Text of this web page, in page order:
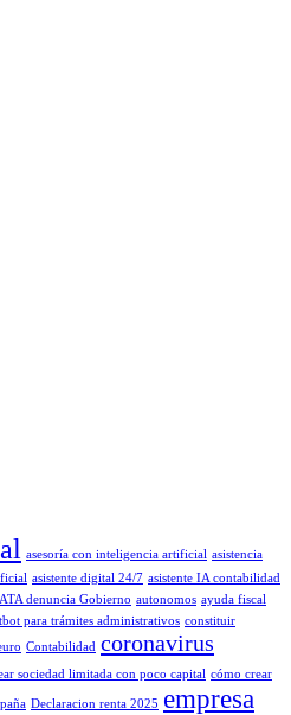
asesoría con inteligencia artificial asistencia
asistente digital 24/7 asistente IA contabilidad
ATA denuncia Gobierno autonomos ayuda fiscal
para trámites administrativos constituir
Contabilidad coronavirus
sociedad limitada con poco capital cómo crear
Declaracion renta 2025 empresa